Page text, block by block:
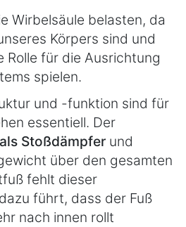
Wirbelsäule belasten, da
Körpers sind und
Rolle für die Ausrichtung
spielen.
und -funktion sind für
essentiell. Der
Stoßdämpfer und
über den gesamten
fehlt dieser
führt, dass der Fuß
nach innen rollt